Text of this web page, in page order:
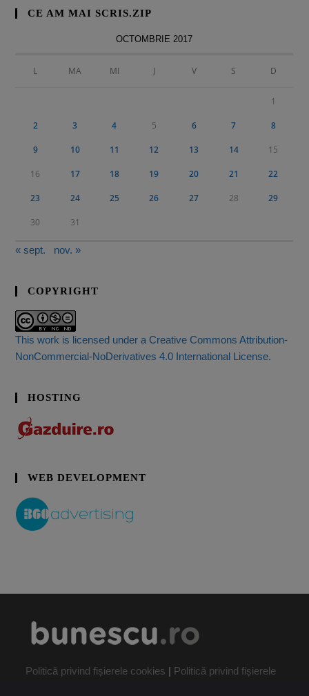
CE AM MAI SCRIS.ZIP
OCTOMBRIE 2017
L MA MI J V S D
1
2 3 4 5 6 7 8
9 10 11 12 13 14 15
16 17 18 19 20 21 22
23 24 25 26 27 28 29
30 31
« sept. nov. »
COPYRIGHT
This work is licensed under a Creative Commons Attribution-
NonCommercial-NoDerivatives 4.0 International License.
HOSTING
WEB DEVELOPMENT
Politică privind fișierele cookies | Politică privind fișierele